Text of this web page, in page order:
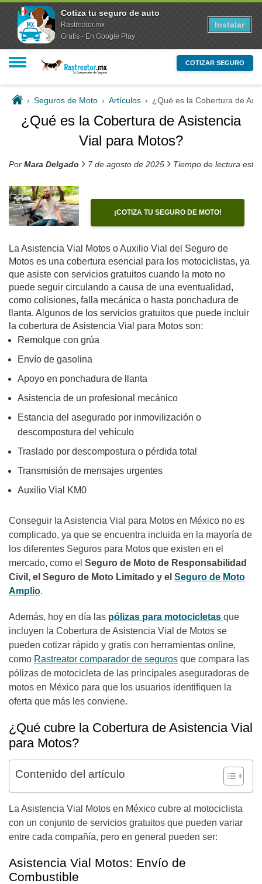
COTIZAR SEGURO
› Seguros de Moto › Artículos › ¿Qué es la Cobertura de
¿Qué es la Cobertura de Asistencia
Vial para Motos?
Por Mara Delgado › 7 de agosto de 2025 › Tiempo de lectura
¡COTIZA TU SEGURO DE MOTO!
La Asistencia Vial Motos o Auxilio Vial del Seguro de
Motos es una cobertura esencial para los motociclistas, ya
que asiste con servicios gratuitos cuando la moto no
puede seguir circulando a causa de una eventualidad,
como colisiones, falla mecánica o hasta ponchadura de
llanta. Algunos de los servicios gratuitos que puede incluir
la cobertura de Asistencia Vial para Motos son:
Remolque con grúa
Envío de gasolina
Apoyo en ponchadura de llanta
Asistencia de un profesional mecánico
Estancia del asegurado por inmovilización o
descompostura del vehículo
Traslado por descompostura o pérdida total
Transmisión de mensajes urgentes
Auxilio Vial KM0
Conseguir la Asistencia Vial para Motos en México no es
complicado, ya que se encuentra incluida en la mayoría de
los diferentes Seguros para Motos que existen en el
mercado, como el Seguro de Moto de Responsabilidad
Civil, el Seguro de Moto Limitado y el Seguro de Moto
Amplio.
Además, hoy en día las pólizas para motocicletas que
incluyen la Cobertura de Asistencia Vial de Motos se
pueden cotizar rápido y gratis con herramientas online,
como Rastreator comparador de seguros que compara las
pólizas de motocicleta de las principales aseguradoras de
motos en México para que los usuarios identifiquen la
oferta que más les conviene.
¿Qué cubre la Cobertura de Asistencia Vial
para Motos?
Contenido del artículo
La Asistencia Vial Motos en México cubre al motociclista
con un conjunto de servicios gratuitos que pueden variar
entre cada compañía, pero en general pueden ser:
Asistencia Vial Motos: Envío de
Combustible
Cotiza tu seguro de auto
Rastreator.mx
Gratis - En Google Play
Instalar